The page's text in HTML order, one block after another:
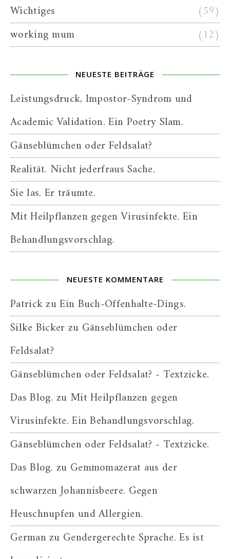
Wichtiges
(59)
working mum
(12)
NEUESTE BEITRÄGE
Leistungsdruck, Impostor-Syndrom und
Academic Validation. Ein Poetry Slam.
Gänseblümchen oder Feldsalat?
Realität. Nicht jederfraus Sache.
Sie las. Er träumte.
Mit Heilpflanzen gegen Virusinfekte. Ein
Behandlungsvorschlag.
NEUESTE KOMMENTARE
PatrickzuEin Buch-Offenhalte-Dings.
Silke Bickerzu Gänseblümchen oder
Feldsalat?
Gänseblümchen oder Feldsalat? - Textzicke.
Das Blog. zu Mit Heilpflanzen gegen
Virusinfekte. Ein Behandlungsvorschlag.
Gänseblümchen oder Feldsalat? - Textzicke.
Das Blog. zu Gemmomazerat aus der
schwarzen Johannisbeere. Gegen
Heuschnupfen und Allergien.
Germanzu Gendergerechte Sprache. Es ist